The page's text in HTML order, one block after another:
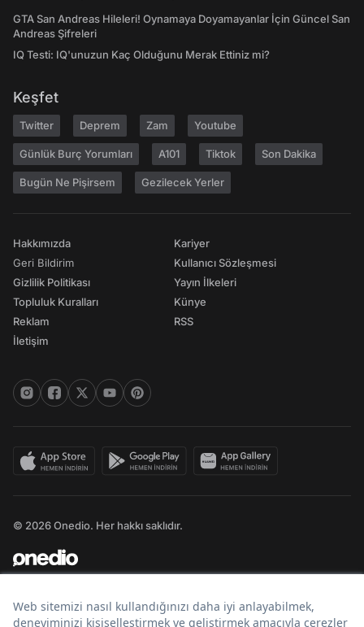
GTA San Andreas Hileleri! Oynamaya Doyamayanlar İçin Güncel San
Andreas Şifreleri
IQ Testi: IQ'unuzun Kaç Olduğunu Merak Ettiniz mi?
Keşfet
Twitter Deprem Zam Youtube
Günlük Burç Yorumları A101 Tiktok Son Dakika
Bugün Ne Pişirsem Gezilecek Yerler
Hakkımızda
Geri Bildirim
Gizlilik Politikası
Topluluk Kuralları
Reklam
İletişim
Kariyer
Kullanıcı Sözleşmesi
Yayın İlkeleri
Künye
RSS
© 2026 Onedio. Her hakkı saklıdır.
Bir markasıdır.